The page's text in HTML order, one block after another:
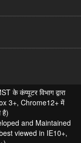
के कंप्यूटर विभाग द्वारा
3+, Chrome12+ में
है)
and Maintained
viewed in IE10+,